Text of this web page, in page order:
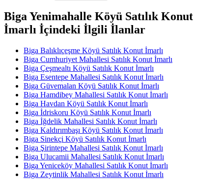
Biga Yenimahalle Köyü Satılık Konut
İmarlı İçindeki İlgili İlanlar
Biga Balıklıçeşme Köyü Satılık Konut İmarlı
Biga Cumhuriyet Mahallesi Satılık Konut İmarlı
Biga Çeşmealtı Köyü Satılık Konut İmarlı
Biga Esentepe Mahallesi Satılık Konut İmarlı
Biga Güvemalan Köyü Satılık Konut İmarlı
Biga Hamdibey Mahallesi Satılık Konut İmarlı
Biga Havdan Köyü Satılık Konut İmarlı
Biga İdriskoru Köyü Satılık Konut İmarlı
Biga İğdelik Mahallesi Satılık Konut İmarlı
Biga Kaldırımbaşı Köyü Satılık Konut İmarlı
Biga Sinekçi Köyü Satılık Konut İmarlı
Biga Şirintepe Mahallesi Satılık Konut İmarlı
Biga Ulucamii Mahallesi Satılık Konut İmarlı
Biga Yeniceköy Mahallesi Satılık Konut İmarlı
Biga Zeytinlik Mahallesi Satılık Konut İmarlı